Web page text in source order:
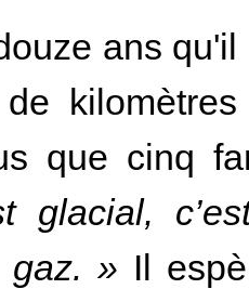
ans
de
que cinq
glacial,
gaz. » Il